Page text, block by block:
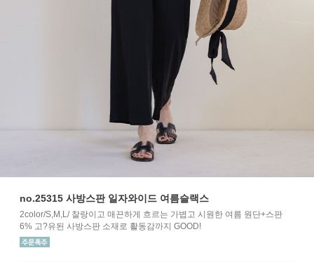
no.25315 사방스판 일자와이드 여름슬랙스
2color/S,M,L/ 찰랑이고 매끈하게 흐르는 가볍고 시원한 여름 원단+스판
6% 고?유된 사방스판 소재로 활동감까지 GOOD!